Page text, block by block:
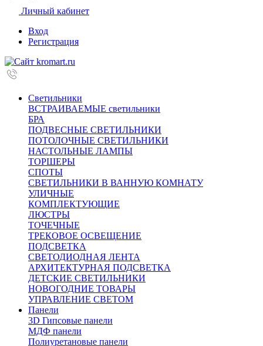
Личный кабинет
Вход
Регистрация
Светильники
ВСТРАИВАЕМЫЕ светильники
БРА
ПОДВЕСНЫЕ СВЕТИЛЬНИКИ
ПОТОЛОЧНЫЕ СВЕТИЛЬНИКИ
НАСТОЛЬНЫЕ ЛАМПЫ
ТОРШЕРЫ
СПОТЫ
СВЕТИЛЬНИКИ В ВАННУЮ КОМНАТУ
УЛИЧНЫЕ
КОМПЛЕКТУЮЩИЕ
ЛЮСТРЫ
ТОЧЕЧНЫЕ
ТРЕКОВОЕ ОСВЕЩЕНИЕ
ПОДСВЕТКА
СВЕТОДИОДНАЯ ЛЕНТА
АРХИТЕКТУРНАЯ ПОДСВЕТКА
ДЕТСКИЕ СВЕТИЛЬНИКИ
НОВОГОДНИЕ ТОВАРЫ
УПРАВЛЕНИЕ СВЕТОМ
Панели
3D Гипсовые панели
МДФ панели
Полиуретановые панели